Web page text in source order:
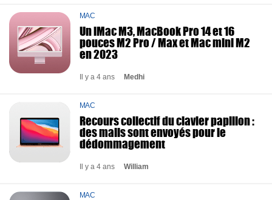
MAC
Un iMac M3, MacBook Pro 14 et 16
pouces M2 Pro / Max et Mac mini M2
en 2023
Il y a 4 ans Medhi
MAC
Recours collectif du clavier papillon :
des mails sont envoyés pour le
dédommagement
Il y a 4 ans William
MAC